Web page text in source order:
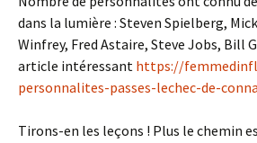
dans la lumière : Steven Spielberg,
Winfrey, Fred Astaire, Steve Jobs, Bill
article intéressant https://
personnalites-passes-lechec-de-
Tirons-en les leçons ! Plus le chemin